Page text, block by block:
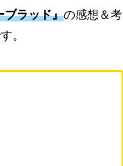
ブラッド』の感想＆考
。